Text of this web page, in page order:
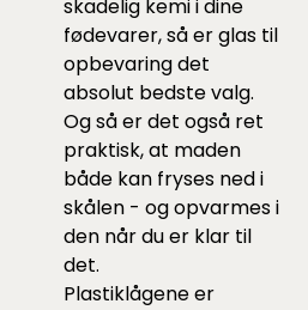
skadelig kemi i dine
fødevarer, så er glas til
opbevaring det
absolut bedste valg.
Og så er det også ret
praktisk, at maden
både kan fryses ned i
skålen - og opvarmes i
den når du er klar til
det.
Plastiklågene er